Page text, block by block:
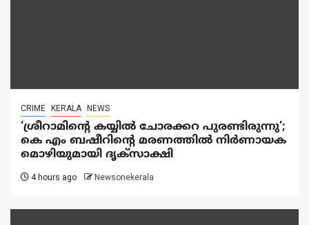
CRIME KERALA NEWS
‘ശ്രീറാമിന്റെ കയ്യിൽ ചോരക്കറ പുരണ്ടിരുന്നു’;
കെ എം ബഷീറിന്റെ മരണത്തിൽ നിർണായക
മൊഴിയുമായി ദൃക്‌സാക്ഷി
4 hours ago Newsonekerala